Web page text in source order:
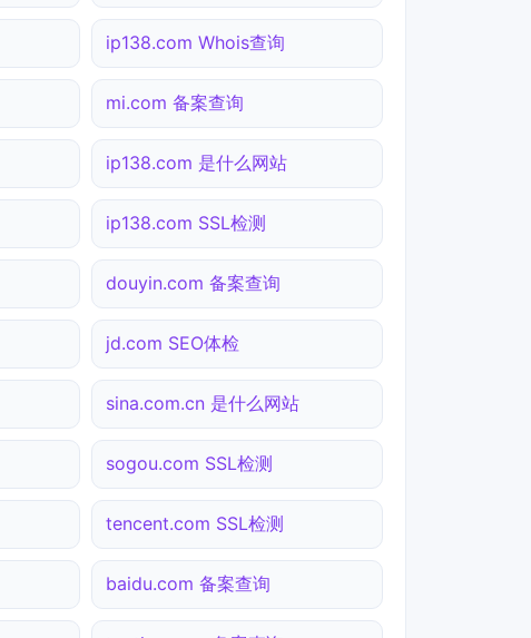
ip138.com Whois查询
mi.com 备案查询
ip138.com 是什么网站
ip138.com SSL检测
douyin.com 备案查询
jd.com SEO体检
sina.com.cn 是什么网站
sogou.com SSL检测
tencent.com SSL检测
baidu.com 备案查询